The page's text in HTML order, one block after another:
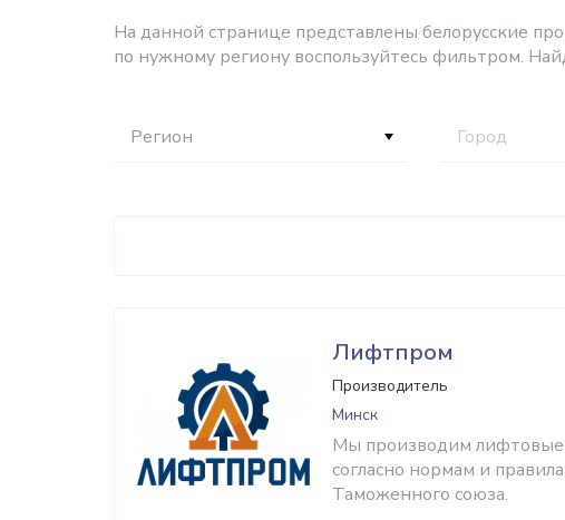
На данной странице представлены белорусские
по нужному региону воспользуйтесь фильтром.
Регион Город
Лифтпром
Производитель
Минск
Мы производим лифтовые
согласно нормам и
Таможенного союза.